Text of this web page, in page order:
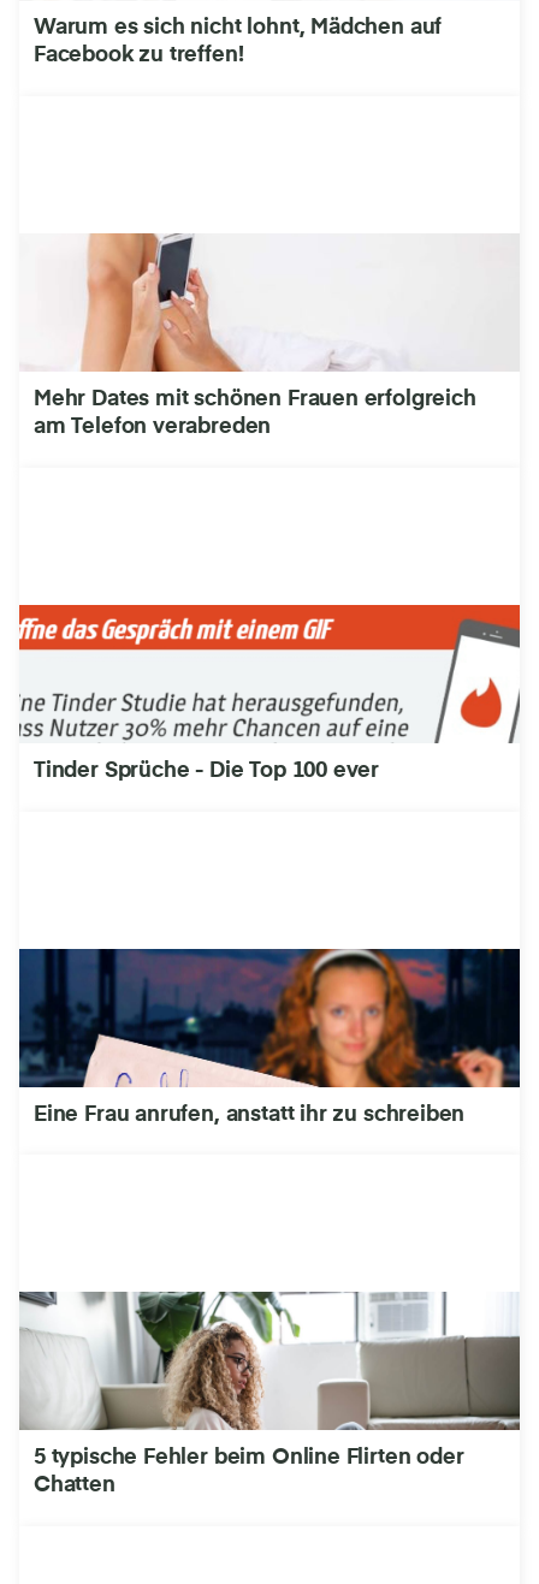
Warum es sich nicht lohnt, Mädchen auf
Facebook zu treffen!
Mehr Dates mit schönen Frauen erfolgreich
am Telefon verabreden
Tinder Sprüche - Die Top 100 ever
Eine Frau anrufen, anstatt ihr zu schreiben
5 typische Fehler beim Online Flirten oder
Chatten